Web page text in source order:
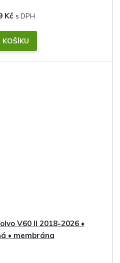
Kč
KOŠÍKU
V60 II 2018-2026 •
• membrána